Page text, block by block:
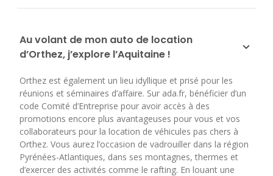
Au volant de mon auto de location
d’Orthez, j’explore l’Aquitaine !
Orthez est également un lieu idyllique et prisé pour les
réunions et séminaires d’affaire. Sur ada.fr, bénéficier d’un
code Comité d’Entreprise pour avoir accès à des
promotions encore plus avantageuses pour vous et vos
collaborateurs pour la location de véhicules pas chers à
Orthez. Vous aurez l’occasion de vadrouiller dans la région
Pyrénées-Atlantiques, dans ses montagnes, thermes et
d’exercer des activités comme le rafting. En louant une